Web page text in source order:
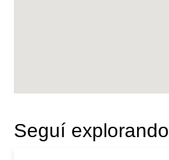
Seguí explorando